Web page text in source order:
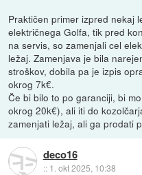
Praktičen primer izpred nekaj
električnega Golfa, tik pred
na servis, so zamenjali cel
ležaj. Zamenjava je bila
stroškov, dobila pa je izpis
okrog 7k€.
Če bi bilo to po garanciji, bi
okrog 20k€), ali iti do
zamenjati ležaj, ali ga prodati
deco16
:: 1. okt 2025, 10:38